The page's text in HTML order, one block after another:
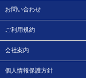
お問い合わせ
ご利用規約
会社案内
個人情報保護方針